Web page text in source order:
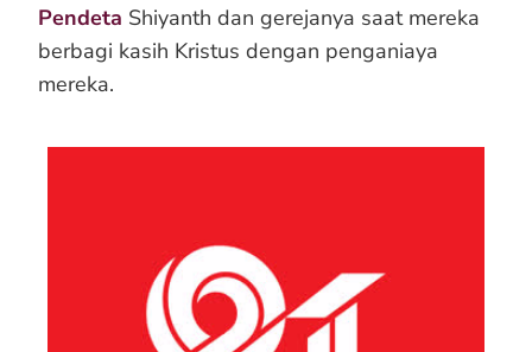
Pendeta Shiyanth dan gerejanya saat mereka
berbagi kasih Kristus dengan penganiaya
mereka.